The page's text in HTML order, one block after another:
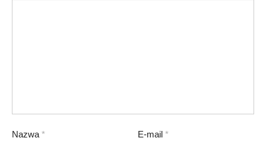
Nazwa * E-mail*